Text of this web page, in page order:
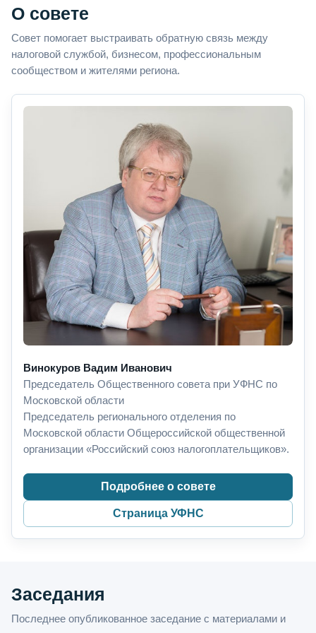
О совете
Совет помогает выстраивать обратную связь между
налоговой службой, бизнесом, профессиональным
сообществом и жителями региона.
Винокуров Вадим Иванович
Председатель Общественного совета при УФНС по
Московской области
Председатель регионального отделения по
Московской области Общероссийской общественной
организации «Российский союз налогоплательщиков».
Подробнее о совете
Страница УФНС
Заседания
Последнее опубликованное заседание с материалами и